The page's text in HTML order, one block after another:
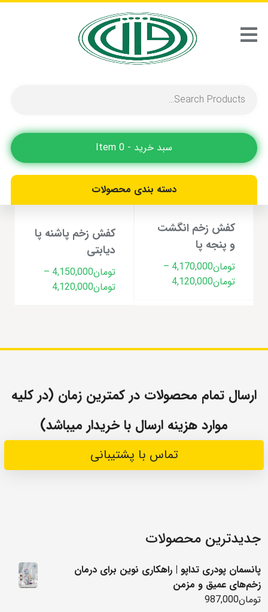
سبد خرید - 0 Item
دسته بندی محصولات
جلو باز
Showing all 2 results
کفش زخم انگشت
و پنجه پا
تومان4,170,000
–
تومان4,120,000
کفش زخم پاشنه پا
دیابتی
تومان4,150,000
–
تومان4,120,000
تومان4,150,000
ارسال تمام محصولات در کمترین زمان (در کلیه
موارد هزینه ارسال با خریدار میباشد)
تماس با پشتیبانی
جدیدترین محصولات
پانسمان پودری تداپو | راهکاری نوین برای درمان
زخم‌های عمیق و مزمن
تومان987,000